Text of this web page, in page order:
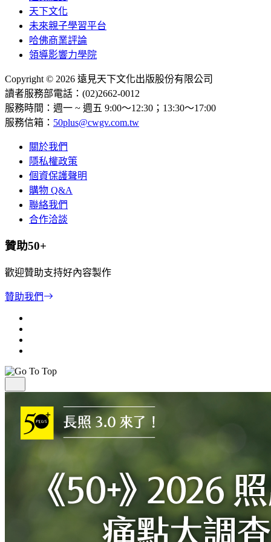
天下文化
未來親子學習平台
哈佛商業評論
領導影響力學院
Copyright © 2026 遠見天下文化出版股份有限公司
讀者服務部電話：(02)2662-0012
服務時間：週一 ~ 週五 9:00～12:30；13:30～17:00
服務信箱： 50plus@cwgv.com.tw
關於我們
隱私權政策
個資保護聲明
購物 Q&A
聯絡我們
合作洽談
贊助50+
歡迎贊助支持好內容製作
贊助我們